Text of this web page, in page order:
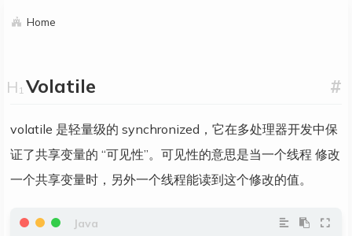
Home
#
Volatile
volatile 是轻量级的 synchronized，它在多处理器开发中保
证了共享变量的 “可见性”。可见性的意思是当一个线程 修改
一个共享变量时，另外一个线程能读到这个修改的值。